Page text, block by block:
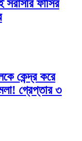
সরাসরি ফাঁসির
কেন্দ্র করে
গ্রেপ্তার ৩